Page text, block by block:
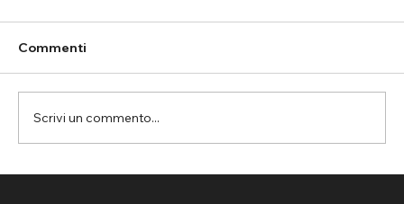
Commenti
Scrivi un commento...